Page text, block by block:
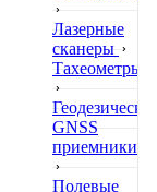
Лазерные
сканеры
Тахеометры
Геодезические
GNSS
приемники
Полевые